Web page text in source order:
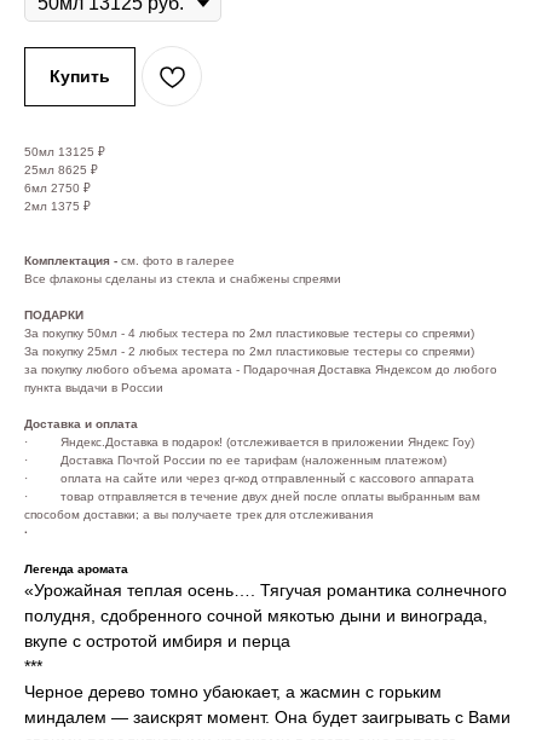
Купить
50мл 13125 ₽
25мл 8625 ₽
6мл 2750 ₽
2мл 1375 ₽
Комплектация - см. фото в галерее
Все флаконы сделаны из стекла и снабжены спреями
ПОДАРКИ
За покупку 50мл - 4 любых тестера по 2мл пластиковые тестеры со спреями)
За покупку 25мл - 2 любых тестера по 2мл пластиковые тестеры со спреями)
за покупку любого объема аромата - Подарочная Доставка Яндексом до любого
пункта выдачи в России
Доставка и оплата
· Яндекс.Доставка в подарок! (отслеживается в приложении Яндекс Гоу)
· Доставка Почтой России по ее тарифам (наложенным платежом)
· оплата на сайте или через qr-код отправленный с кассового аппарата
· товар отправляется в течение двух дней после оплаты выбранным вам
способом доставки; а вы получаете трек для отслеживания
·
Легенда аромата
«Урожайная теплая осень…. Тягучая романтика солнечного
полудня, сдобренного сочной мякотью дыни и винограда,
вкупе с остротой имбиря и перца
***
Черное дерево томно убаюкает, а жасмин с горьким
миндалем — заискрят момент. Она будет заигрывать с Вами